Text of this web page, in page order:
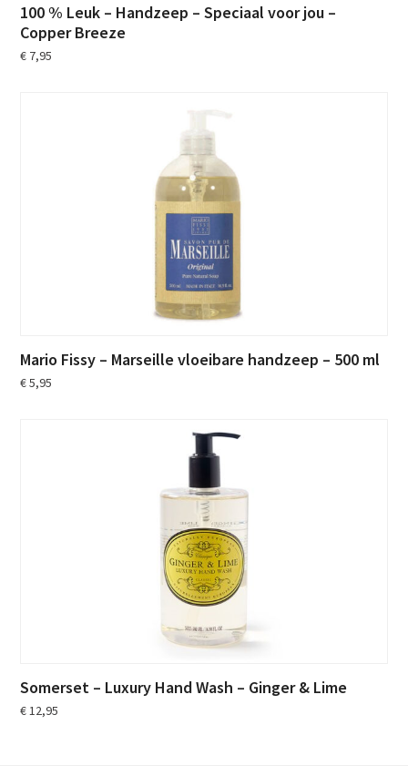
100 % Leuk – Handzeep – Speciaal voor jou –
Copper Breeze
€ 7,95
Mario Fissy – Marseille vloeibare handzeep – 500 ml
€5,95
Somerset – Luxury Hand Wash – Ginger & Lime
€12,95